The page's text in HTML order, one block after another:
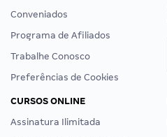
Conveniados
Programa de Afiliados
Trabalhe Conosco
Preferências de Cookies
CURSOS ONLINE
Assinatura Ilimitada